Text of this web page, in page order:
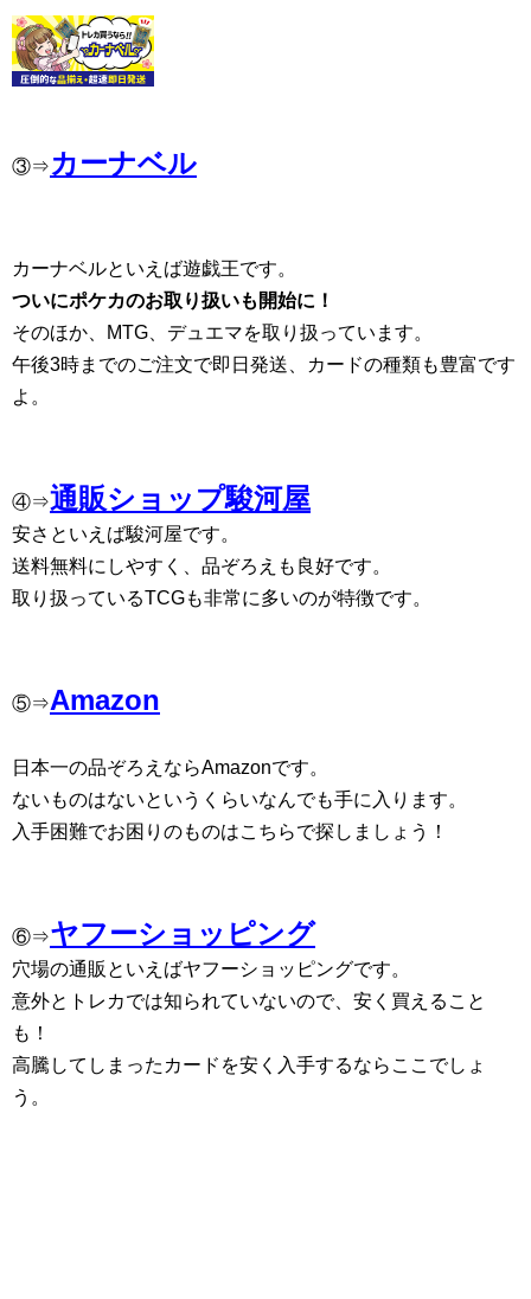
③⇒ カーナベル
カーナベルといえば遊戯王です。
ついにポケカのお取り扱いも開始に！
そのほか、MTG、デュエマを取り扱っています。
午後3時までのご注文で即日発送、カードの種類も豊富です
よ。
④⇒通販ショップ駿河屋
安さといえば駿河屋です。
送料無料にしやすく、品ぞろえも良好です。
取り扱っているTCGも非常に多いのが特徴です。
⑤⇒Amazon
日本一の品ぞろえならAmazonです。
ないものはないというくらいなんでも手に入ります。
入手困難でお困りのものはこちらで探しましょう！
⑥⇒ヤフーショッピング
穴場の通販といえばヤフーショッピングです。
意外とトレカでは知られていないので、安く買えること
も！
高騰してしまったカードを安く入手するならここでしょ
う。